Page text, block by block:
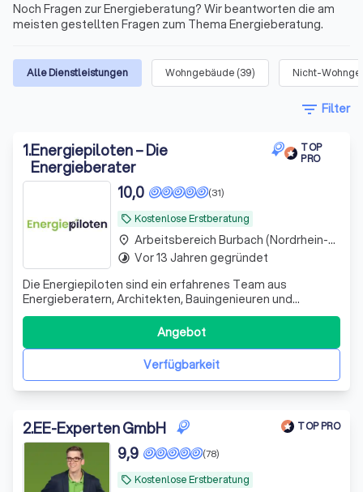
Noch Fragen zur Energieberatung? Wir beantworten die am
meisten gestellten Fragen zum Thema Energieberatung.
Alle Dienstleistungen Wohngebäude (39) Nicht-
filter_list Filter
1.Energiepiloten – Die
Energieberater
TOP
PRO
local_offer Kostenlose Erstberatung
(31)
10,0
Die Energiepiloten sind ein erfahrenes Team aus
Energieberatern, Architekten, Bauingenieuren und
Handwerksmeistern mit über 15 Jahren Bauerfahrung. Wir
Energieberatung - BEG Einzelmaßnahmen - KFW
Effizienzhäuser - Wärmepumpen Check - Heiz
Verfügbarkeit
Angebot
place Arbeitsbereich Burbach (Nordrhein-Westfalen)
timelapse Vor 13 Jahren gegründet
2.EE-Experten GmbH TOP PRO
local_offer Kostenlose Erstberatung
(78)
9,9